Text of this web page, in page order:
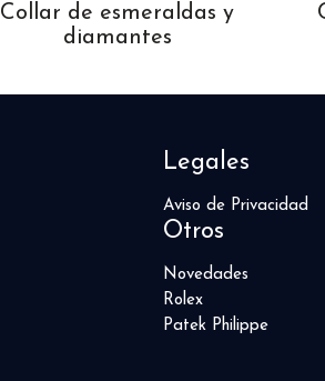
Collar de esmeraldas y
diamantes
Legales
Aviso de Privacidad
Otros
Novedades
Rolex
Patek Philippe